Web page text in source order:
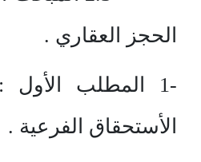
الحجز العقاري .
-1 المطلب
الأستحقاق الفرعية .